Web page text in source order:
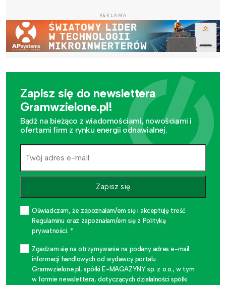
REKLAMA
Zapisz się do newslettera
Gramwzielone.pl!
Bądź na bieżąco z wiadomościami, nowościami i
ofertami firm z rynku energii odnawialnej.
Zapisz się
Oświadczam, że zapoznałam/em się i akceptuję treść
Regulaminu oraz zapoznałam/em się z Polityką
prywatności. *
Zgadzam się na otrzymywanie na podany adres e-mail
informacji handlowych od wydawcy portalu
Gramwzielone.pl, spółki E-MAGAZYNY sp. z o.o., w tym
w formie newslettera, dotyczących działalności spółki